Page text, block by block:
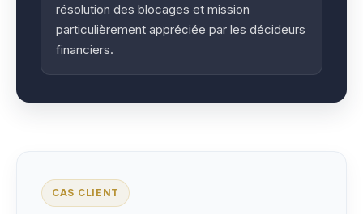
résolution des blocages et mission
particulièrement appréciée par les décideurs
financiers.
CAS CLIENT